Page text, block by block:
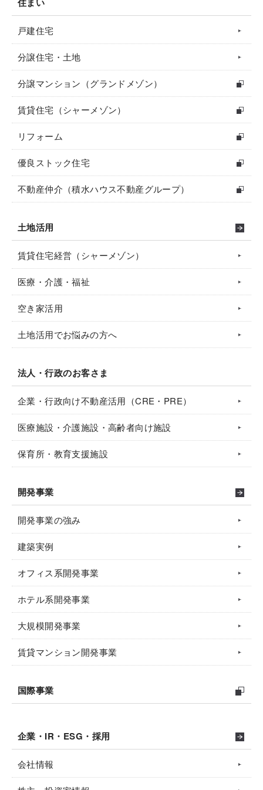
戸建住宅
分譲住宅・土地
分譲マンション（グランドメゾン）
賃貸住宅（シャーメゾン）
リフォーム
優良ストック住宅
不動産仲介（積水ハウス不動産グループ）
土地活用
賃貸住宅経営（シャーメゾン）
医療・介護・福祉
空き家活用
土地活用でお悩みの方へ
法人・行政のお客さま
企業・行政向け不動産活用（CRE・PRE）
医療施設・介護施設・高齢者向け施設
保育所・教育支援施設
開発事業
開発事業の強み
建築実例
オフィス系開発事業
ホテル系開発事業
大規模開発事業
賃貸マンション開発事業
国際事業
企業・IR・ESG・採用
会社情報